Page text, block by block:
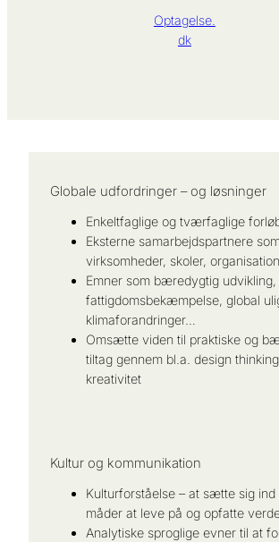
Optagelse.
dk
Globale udfordringer – og løsninger
Enkeltfaglige og tværfaglige
Eksterne samarbejdspartnere
virksomheder, skoler,
Emner som bæredygtig udvikling,
fattigdomsbekæmpelse, global
klimaforandringer…
Omsætte viden til praktiske og
tiltag gennem bl.a. design
kreativitet
Kultur og kommunikation
Kulturforståelse – at sætte sig ind
måder at leve på og opfatte
Analytiske sproglige evner til at